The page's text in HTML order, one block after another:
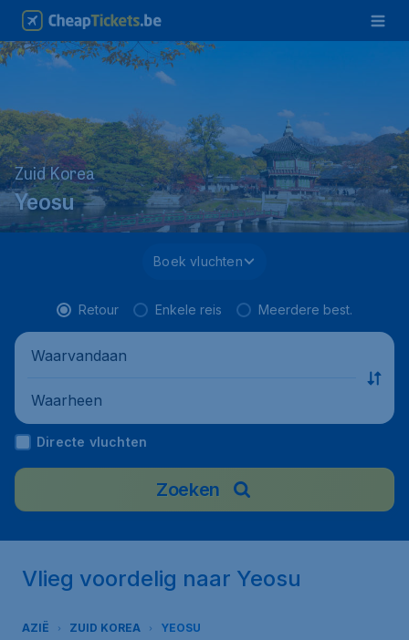
Zuid Korea
Yeosu
Boek vluchten
Retour Enkele reis Meerdere best.
Waarvandaan
Waarheen
Directe vluchten
Zoeken
Vlieg voordelig naar Yeosu
AZIË ZUID KOREA YEOSU